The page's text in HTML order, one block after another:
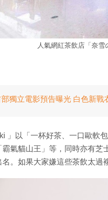
人氣網紅茶飲店「奈
部獨立電影預告曝光 白色新戰
」以「一杯好茶、一口歐軟
霸氣貓山王」等，同時亦有
。如果大家嫌這些茶飲太過